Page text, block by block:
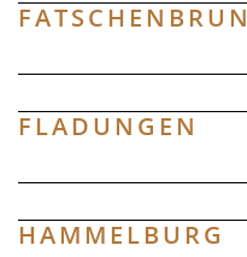
FLADUNGEN
HAMMELBURG